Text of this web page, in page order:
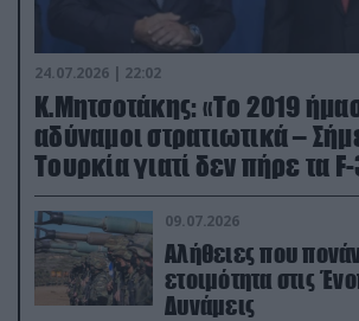
24.07.2026 | 22:02
Κ.Μητσοτάκης: «Το 2019
αδύναμοι στρατιωτικά –
Τουρκία γιατί δεν πήρε τα
(βίντεο)
09.07.2026
Αλήθειες που
ετοιμότητα στις
Δυνάμεις